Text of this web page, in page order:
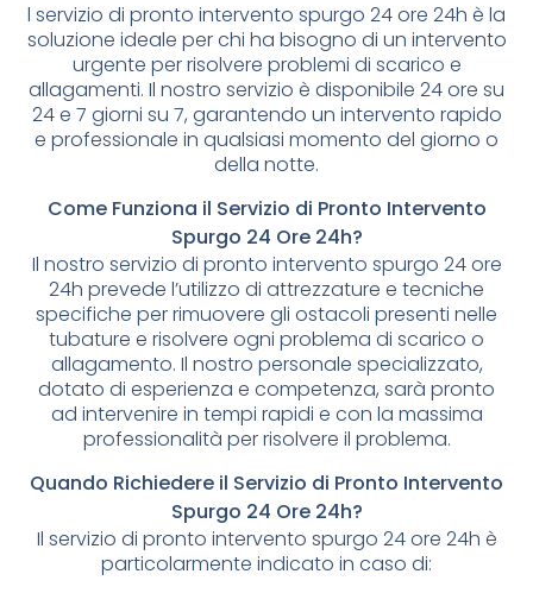
l servizio di pronto intervento spurgo 24 ore 24h è la
soluzione ideale per chi ha bisogno di un intervento
urgente per risolvere problemi di scarico e
allagamenti. Il nostro servizio è disponibile 24 ore su
24 e 7 giorni su 7, garantendo un intervento rapido
e professionale in qualsiasi momento del giorno o
della notte.
Come Funziona il Servizio di Pronto Intervento
Spurgo 24 Ore 24h?
Il nostro servizio di pronto intervento spurgo 24 ore
24h prevede l’utilizzo di attrezzature e tecniche
specifiche per rimuovere gli ostacoli presenti nelle
tubature e risolvere ogni problema di scarico o
allagamento. Il nostro personale specializzato,
dotato di esperienza e competenza, sarà pronto
ad intervenire in tempi rapidi e con la massima
professionalità per risolvere il problema.
Quando Richiedere il Servizio di Pronto Intervento
Spurgo 24 Ore 24h?
Il servizio di pronto intervento spurgo 24 ore 24h è
particolarmente indicato in caso di: